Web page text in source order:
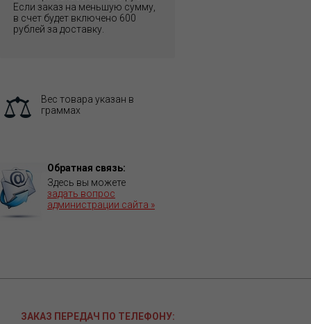
Если заказ на меньшую сумму,
в счет будет включено 600
рублей за доставку.
Вес товара указан в
граммах
Обратная связь:
Здесь вы можете
задать вопрос
администрации сайта »
ЗАКАЗ ПЕРЕДАЧ ПО ТЕЛЕФОНУ: